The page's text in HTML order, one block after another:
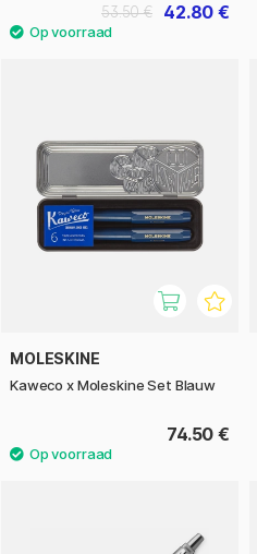
42.80 €
53.50 €
MOLESKINE
Kaweco x Moleskine Set Blauw
74.50 €